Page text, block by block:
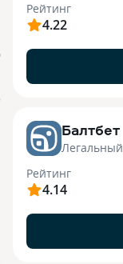
Рейтинг
4.22
Балтбет
Легальный
Рейтинг
4.14